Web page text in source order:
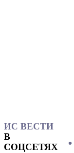
ИС ВЕСТИ
В
СОЦСЕТЯХ